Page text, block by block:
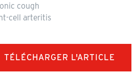
cough
cell arteritis
TÉLÉCHARGER L'ARTICLE